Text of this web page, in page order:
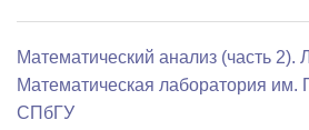
Математический анализ (часть 2).
Математичеcкая лаборатория
СПбГУ